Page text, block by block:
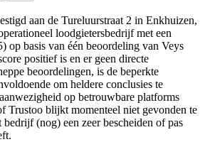
aan de Tureluurstraat 2 in Enkhuizen,
loodgietersbedrijf met een
op basis van één beoordeling van Veys
positief is en er geen directe
beoordelingen, is de beperkte
om heldere conclusies te
op betrouwbare platforms
Trustoo blijkt momenteel niet gevonden te
(nog) een zeer bescheiden of pas